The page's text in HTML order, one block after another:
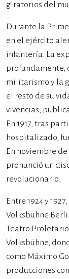
giratorios del
Durante la
en el ejército
infantería. La
profundamente,
militarismo y la
el resto de su
vivencias,
En 1917, tras
hospitalizado,
En noviembre
pronunció un
revolucionario.
Entre 1924 y
Volksbühne
Teatro Proletario
Volksbühne,
como Máximo
producciones